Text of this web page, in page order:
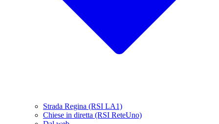
Strada Regina (RSI LA1)
Chiese in diretta (RSI ReteUno)